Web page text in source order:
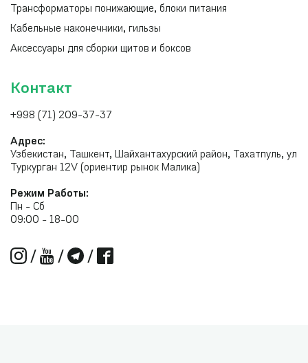
Трансформаторы понижающие, блоки питания
Кабельные наконечники, гильзы
Аксессуары для сборки щитов и боксов
Контакт
+998 (71) 209-37-37
Адрес:
Узбекистан, Ташкент, Шайхантахурский район, Тахатпуль, ул
Туркурган 12V (ориентир рынок Малика)
Режим Работы:
Пн - Сб
09:00 - 18-00
/ / /